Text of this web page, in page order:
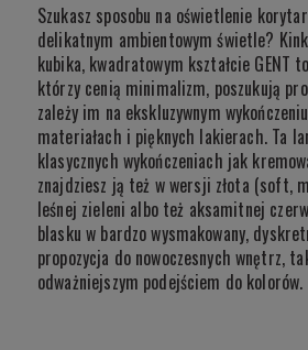
Szukasz sposobu na oświetlenie
delikatnym ambientowym świetle?
kubika, kwadratowym kształcie GENT
którzy cenią minimalizm, poszukują
zależy im na ekskluzywnym
materiałach i pięknych lakierach. Ta
klasycznych wykończeniach jak
znajdziesz ją też w wersji złota (soft,
leśnej zieleni albo też aksamitnej
blasku w bardzo wysmakowany,
propozycja do nowoczesnych wnętrz,
odważniejszym podejściem do kolorów.